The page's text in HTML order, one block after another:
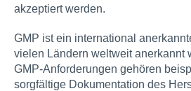
akzeptiert werden.
GMP ist ein international
vielen Ländern weltweit anerkannt
GMP-Anforderungen gehören
sorgfältige Dokumentation des